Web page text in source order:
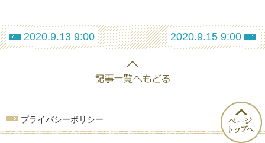
2020.9.13 9:00 2020.9.15 9:00
プライバシーポリシー